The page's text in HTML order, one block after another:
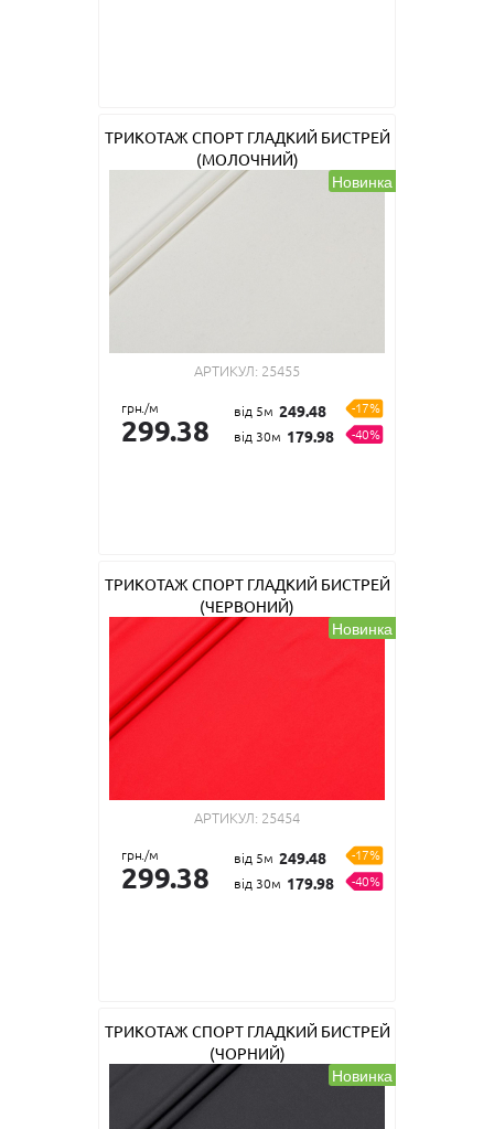
ТРИКОТАЖ СПОРТ ГЛАДКИЙ БИСТРЕЙ
(МОЛОЧНИЙ)
Новинка
АРТИКУЛ: 25455
грн./м
299.38
від 5м 249.48
-17%
від 30м 179.98 -40%
ТРИКОТАЖ СПОРТ ГЛАДКИЙ БИСТРЕЙ
(ЧЕРВОНИЙ)
Новинка
АРТИКУЛ: 25454
грн./м
299.38
від 5м 249.48
-17%
від 30м 179.98 -40%
ТРИКОТАЖ СПОРТ ГЛАДКИЙ БИСТРЕЙ
(ЧОРНИЙ)
Новинка